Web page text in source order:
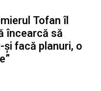
Tofan îl
încearcă să
și facă planuri, o